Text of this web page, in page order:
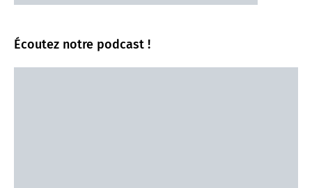
Écoutez notre podcast !